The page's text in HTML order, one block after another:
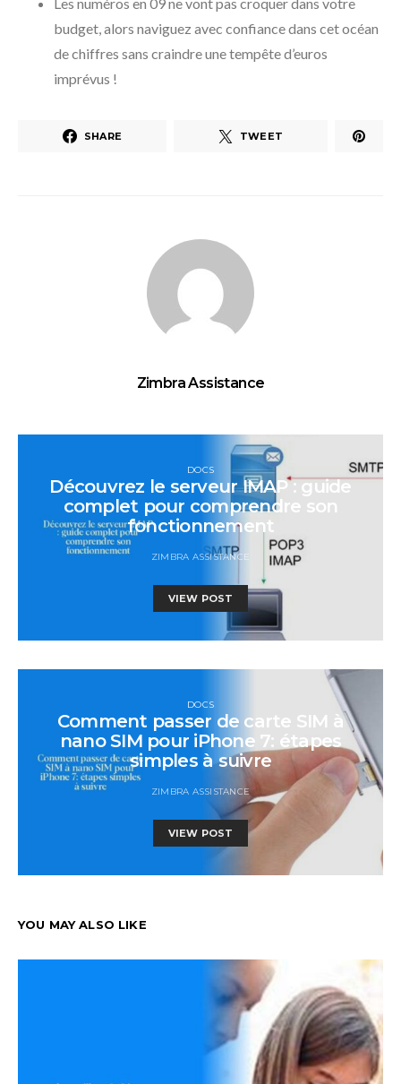
budget, alors naviguez avec confiance dans cet océan
de chiffres sans craindre une tempête d’euros
imprévus !
SHARE TWEET
Zimbra Assistance
DOCS
Découvrez le serveur IMAP : guide
complet pour comprendre son
fonctionnement
ZIMBRA ASSISTANCE
VIEW POST
DOCS
Comment passer de carte SIM à
nano SIM pour iPhone 7: étapes
simples à suivre
ZIMBRA ASSISTANCE
VIEW POST
YOU MAY ALSO LIKE